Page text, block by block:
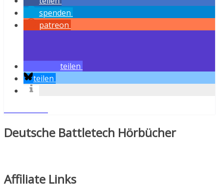
spenden
patreon
teilen
teilen
Deutsche Battletech Hörbücher
Affiliate Links